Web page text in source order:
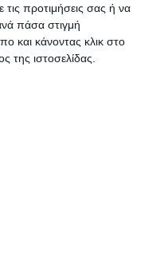
τις προτιμήσεις σας ή να
πάσα στιγμή
και κάνοντας κλικ στο
ιστοσελίδας.